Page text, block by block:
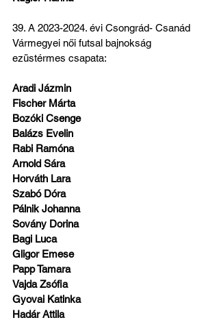
39. A 2023-2024. évi Csongrád- Csanád
Vármegyei női futsal bajnokság
ezüstérmes csapata:
Aradi Jázmin
Fischer Márta
Bozóki Csenge
Balázs Evelin
Rabi Ramóna
Arnold Sára
Horváth Lara
Szabó Dóra
Pálnik Johanna
Sovány Dorina
Bagi Luca
Gligor Emese
Papp Tamara
Vajda Zsófia
Gyovai Katinka
Hadár Attila